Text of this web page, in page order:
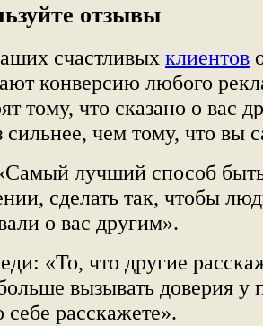
отзывы
счастливых клиентов
конверсию любого
тому, что сказано о вас
сильнее, чем тому, что вы
лучший способ
сделать так, чтобы
о вас другим».
«То, что другие
вызывать доверия у
расскажете».